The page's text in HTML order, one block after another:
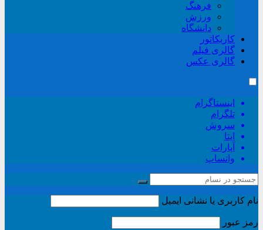
فرهنگ
ورزش
دانشگاه
کاریکاتور
گالری فیلم
گالری عکس
اینستاگرام
تلگرام
سروش
ایتا
آپارات
واتساپ
نام کاربری یا نشانی ایمیل
رمز عبور